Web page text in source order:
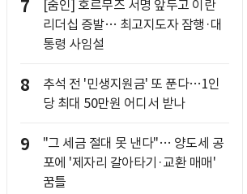
7
[줌인] 호르무즈 서명 앞두고 이란
리더십 증발… 최고지도자 잠행·대
통령 사임설
8
추석 전 '민생지원금' 또 푼다…1인
당 최대 50만원 어디서 받나
9
"그 세금 절대 못 낸다"… 양도세 공
포에 '제자리 갈아타기·교환 매매'
꿈틀